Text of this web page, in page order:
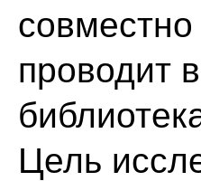
проводит
Цель